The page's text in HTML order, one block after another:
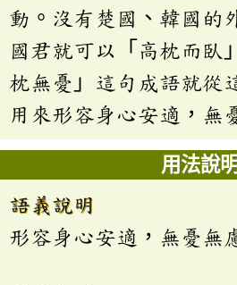
動。沒有楚國、韓國的
國君就可以「高枕而臥
枕無憂」這句成語就從
用來形容身心安適，無
用法說明
語義說明
形容身心安適，無憂無